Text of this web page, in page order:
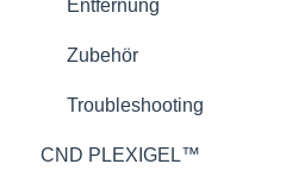
Entfernung
Zubehör
Troubleshooting
CND PLEXIGEL™